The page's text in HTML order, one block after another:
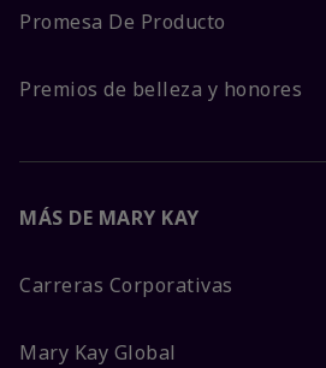
Promesa De Producto
Premios de belleza y honores
MÁS DE MARY KAY
Carreras Corporativas
Mary Kay Global